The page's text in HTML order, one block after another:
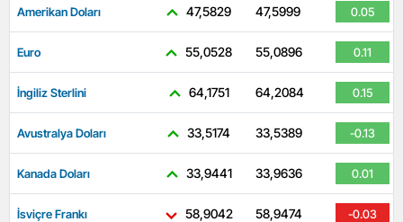
Amerikan Doları 47,5829 47,5999 0.05
Euro 55,0528 55,0896 0.11
İngiliz Sterlini 64,1751 64,2084 0.15
Avustralya Doları 33,5174 33,5389 -0.13
Kanada Doları 33,9441 33,9636 0.01
İsviçre Frankı 58,9042 58,9474 -0.03